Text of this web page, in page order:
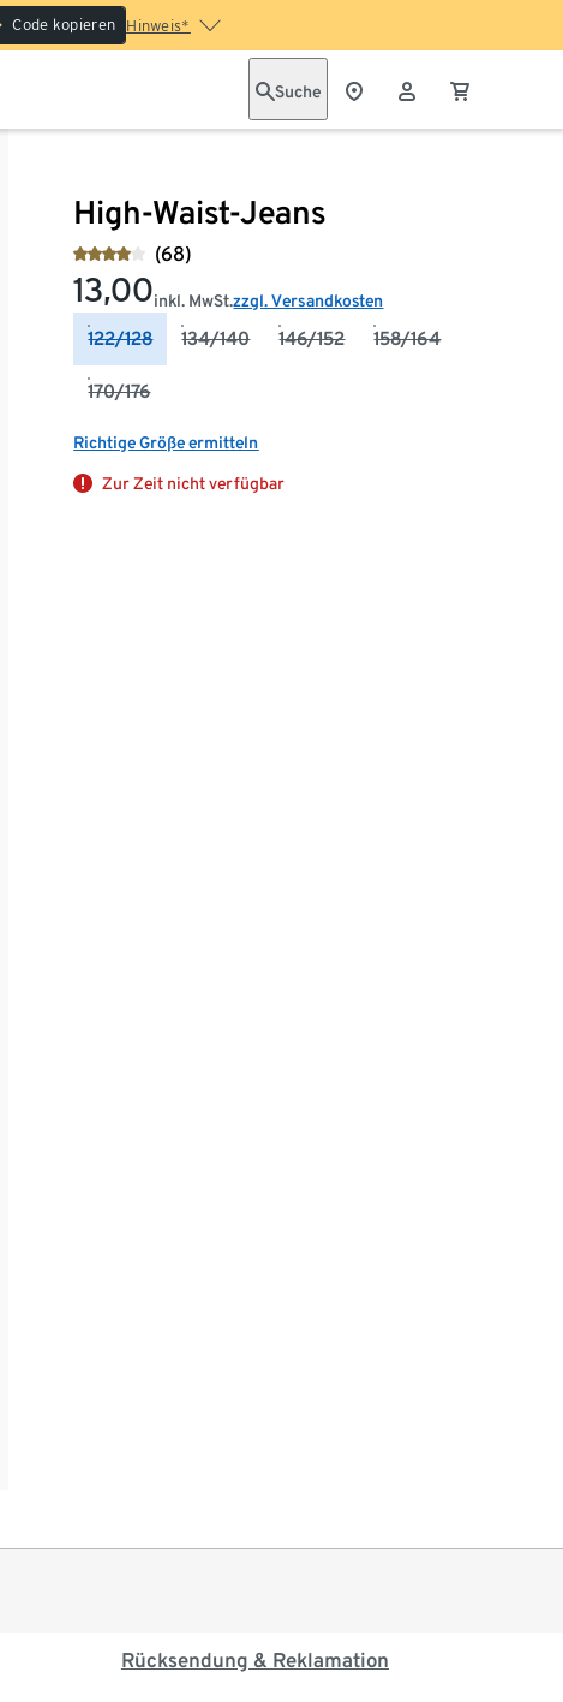
Code kopieren Hinweis*
Suche
High-Waist-Jeans
(68)
13,00inkl. MwSt.zzgl. Versandkosten
122/128 134/140 146/152 158/164
170/176
Richtige Größe ermitteln
Zur Zeit nicht verfügbar
Rücksendung & Reklamation